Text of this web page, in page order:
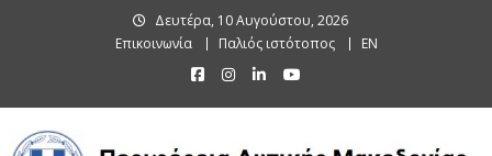
Δευτέρα, 10 Αυγούστου, 2026
Επικοινωνία
Παλιός ιστότοπος EN